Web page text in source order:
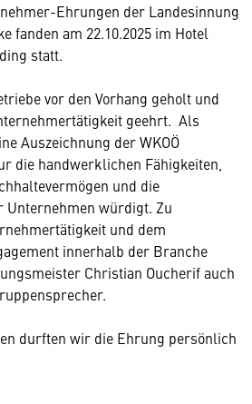
Ehrungen der Landesinnung
fanden am 22.10.2025 im Hotel
statt.
vor den Vorhang geholt und
geehrt. Als
Auszeichnung der WKOÖ
die handwerklichen Fähigkeiten,
und die
Unternehmen würdigt. Zu
und dem
innerhalb der Branche
Christian Oucherif auch
durften wir die Ehrung persönlich